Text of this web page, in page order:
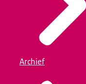
Archief